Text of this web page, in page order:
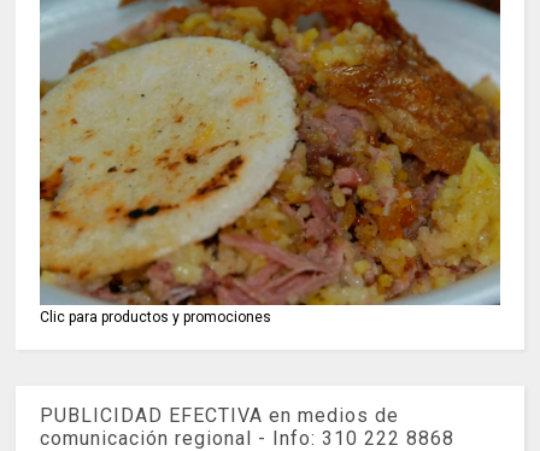
Clic para productos y promociones
PUBLICIDAD EFECTIVA en medios de
comunicación regional - Info: 310 222 8868